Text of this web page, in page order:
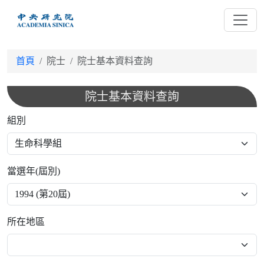
首頁 院士 院士基本資料查詢
院士基本資料查詢
組別
當選年(屆別)
所在地區